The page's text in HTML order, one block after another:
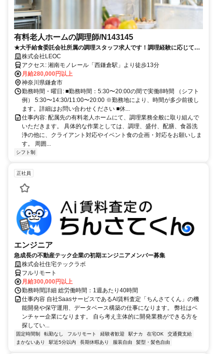
有料老人ホームの調理師/N143145
★大手給食委託会社所属の調理スタッフ求人です！調理経験に応じて給
与相談が可能です＜給与詳細はお問い合わせください＞
株式会社LEOC
アクセス: 湘南モノレール「西鎌倉駅」より徒歩13分
月給280,000円以上
神奈川県鎌倉市
勤務時間・曜日: ■勤務時間：5:30〜20:00の間で実働8時間 （シフト
例） 5:30〜14:30/11:00〜20:00 ※勤務地により、時間が多少前後し
ます。詳細はお問い合わせください ■休...
仕事内容: 配属先の有料老人ホームにて、調理業務全般に取り組んで
いただきます。 具体的な作業としては、調理、盛付、配膳、食器洗
浄の他に、クライアント対応やイベント食の企画・対応をお願いしま
す。 周囲...
シフト制
正社員
エンジニア
急成長の不動産テック企業の初期エンジニアメンバー募集
株式会社住宅テックラボ
フルリモート
月給300,000円以上
勤務時間詳細 総労働時間：1週あたり40時間
仕事内容 自社SaasサービスであるAI賃料査定「ちんさてくん」の機
能開発や保守運用、データベース構築の仕事になります。 弊社はベ
ンチャー企業になります。 自ら考え主体的に開発業務ができる方を
探してい...
固定時間制 転勤なし フルリモート 経験者歓迎 駅ナカ 在宅OK
交通費支給
まかないあり
駅近5分以内 長期休暇あり 服装自由 髪型・髪色自由